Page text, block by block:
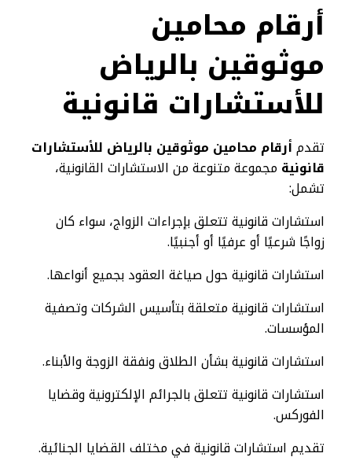
أرقام محامين
موثوقين بالرياض
للأستشارات قانونية
تقدمأرقام محامين موثوقين بالرياض للأستشارات
قانونية مجموعة متنوعة من الاستشارات القانونية،
تشمل:
استشارات قانونية تتعلق بإجراءات الزواج، سواء كان
زواجًا شرعيًا أو عرفيًا أو أجنبيًا.
استشارات قانونية حول صياغة العقود بجميع أنواعها.
استشارات قانونية متعلقة بتأسيس الشركات وتصفية
المؤسسات.
استشارات قانونية بشأن الطلاق ونفقة الزوجة والأبناء.
استشارات قانونية تتعلق بالجرائم الإلكترونية وقضايا
الفوركس.
تقديم استشارات قانونية في مختلف القضايا الجنائية.